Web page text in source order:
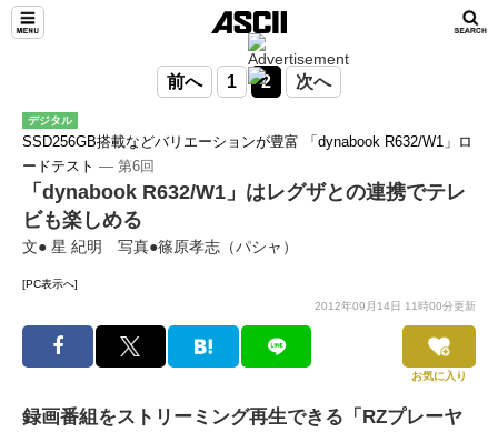
前へ 1 2 次へ
デジタル
SSD256GB搭載などバリエーションが豊富 「dynabook R632/W1」ロ
ードテスト ― 第6回
「dynabook R632/W1」はレグザとの連携でテレ
ビも楽しめる
文● 星 紀明 写真●篠原孝志（パシャ）
[PC表示へ]
2012年09月14日 11時00分更新
お気に入り
録画番組をストリーミング再生できる「RZプレーヤ